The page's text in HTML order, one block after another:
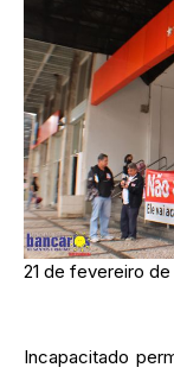
21 de fevereiro de
Incapacitado